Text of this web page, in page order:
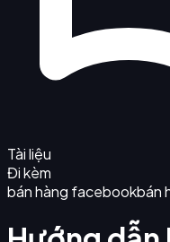
Tài liệu
Đi kèm
bán hàng facebookbán